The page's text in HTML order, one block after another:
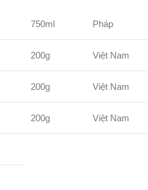
750ml Pháp
200g Việt Nam
200g Việt Nam
200g Việt Nam